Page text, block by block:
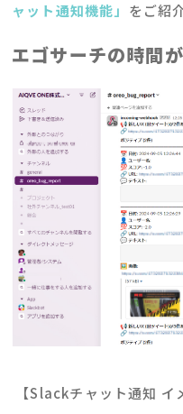
ャット通知機能」 をご紹
エゴサーチの時間
【Slackチャット通知 イ